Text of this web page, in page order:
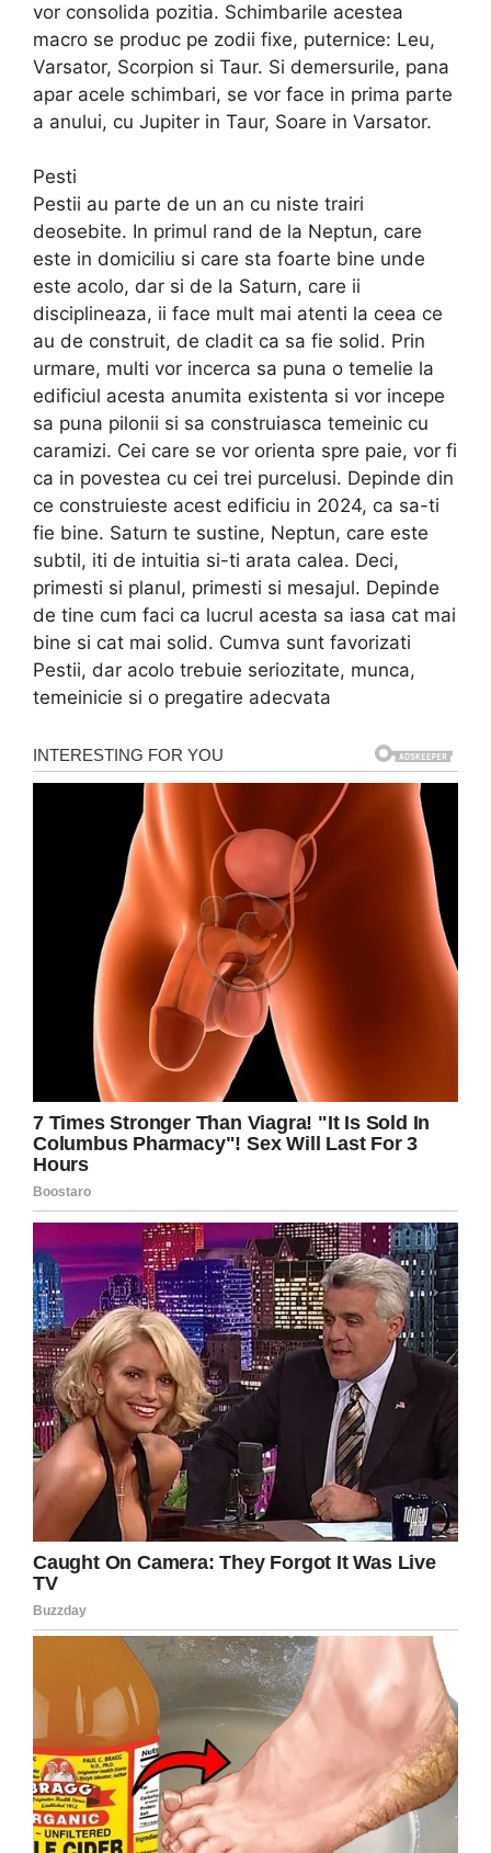
vor consolida pozitia. Schimbarile acestea
macro se produc pe zodii fixe, puternice: Leu,
Varsator, Scorpion si Taur. Si demersurile, pana
apar acele schimbari, se vor face in prima parte
a anului, cu Jupiter in Taur, Soare in Varsator.
Pesti
Pestii au parte de un an cu niste trairi
deosebite. In primul rand de la Neptun, care
este in domiciliu si care sta foarte bine unde
este acolo, dar si de la Saturn, care ii
disciplineaza, ii face mult mai atenti la ceea ce
au de construit, de cladit ca sa fie solid. Prin
urmare, multi vor incerca sa puna o temelie la
edificiul acesta anumita existenta si vor incepe
sa puna pilonii si sa construiasca temeinic cu
caramizi. Cei care se vor orienta spre paie, vor fi
ca in povestea cu cei trei purcelusi. Depinde din
ce construieste acest edificiu in 2024, ca sa-ti
fie bine. Saturn te sustine, Neptun, care este
subtil, iti de intuitia si-ti arata calea. Deci,
primesti si planul, primesti si mesajul. Depinde
de tine cum faci ca lucrul acesta sa iasa cat mai
bine si cat mai solid. Cumva sunt favorizati
Pestii, dar acolo trebuie seriozitate, munca,
temeinicie si o pregatire adecvata